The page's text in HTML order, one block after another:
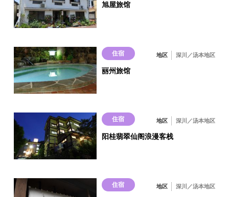
可接受的
温泉
○
私人汤屋
○
旭屋旅馆
住宿 地区 深川／汤本地区
丽州旅馆
住宿 地区 深川／汤本地区
阳桂翡翠仙阁浪漫客栈
住宿 地区 深川／汤本地区